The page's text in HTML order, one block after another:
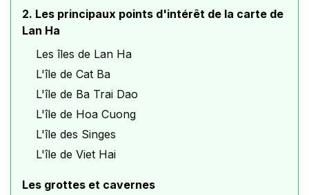
2. Les principaux points d'intérêt de la carte de
Lan Ha
Les îles de Lan Ha
L'île de Cat Ba
L'île de Ba Trai Dao
L'île de Hoa Cuong
L'île des Singes
L'île de Viet Hai
Les grottes et cavernes